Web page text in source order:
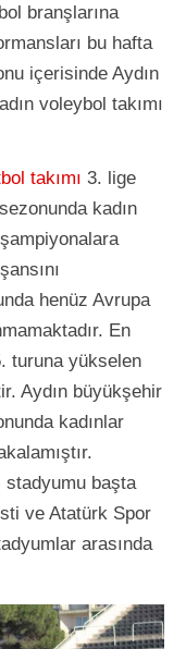
branşlarına
bu hafta
içerisinde Aydın
voleybol takımı
takımı 3. lige
kadın
henüz Avrupa
En
turuna yükselen
Aydın büyükşehir
kadınlar
stadyumu başta
ve Atatürk Spor
arasında